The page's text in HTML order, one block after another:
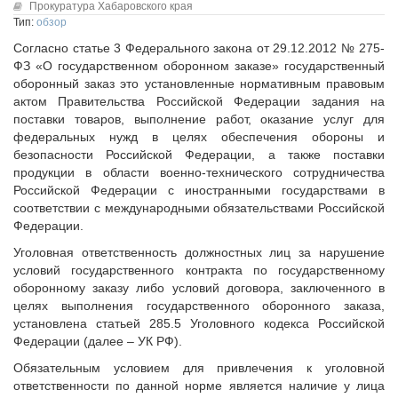
Конкурсы Совета
Издания Совета
Вопрос-ответ
ОКМО
Информационный бюллетень МСУ
НАСЕЛЕНИЕ И МСУ
ТОС
Лучшие практики ТОС
Исполнительная дирекция
Ревизионная комиссия
Палаты Совета
Комитеты Совета
Правление Совета
Обработка персональных данных
Партнеры Совета
Полезные ссылки
Инвестиционные порталы муниципальных образований
Контактная информация
НОВОСТИ
СМИ о нас
МЕТОДИЧЕСКИЙ РАЗДЕЛ
Опыт регионов
Методические материалы
Опыт муниципалитетов
Прокуратура Хабаровского края
Тип: обзор
Согласно статье 3 Федерального закона от 29.12.2012 № 275-
ФЗ «О государственном оборонном заказе» государственный
оборонный заказ это установленные нормативным правовым
актом Правительства Российской Федерации задания на
поставки товаров, выполнение работ, оказание услуг для
федеральных нужд в целях обеспечения обороны и
безопасности Российской Федерации, а также поставки
продукции в области военно-технического сотрудничества
Российской Федерации с иностранными государствами в
соответствии с международными обязательствами Российской
Федерации.
Уголовная ответственность должностных лиц за нарушение
условий государственного контракта по государственному
оборонному заказу либо условий договора, заключенного в
целях выполнения государственного оборонного заказа,
установлена статьей 285.5 Уголовного кодекса Российской
Федерации (далее – УК РФ).
Обязательным условием для привлечения к уголовной
ответственности по данной норме является наличие у лица